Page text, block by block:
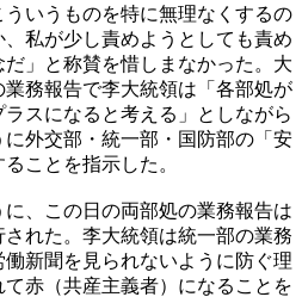
いうものを特に無理なくするの
私が少し責めようとしても責め
」と称賛を惜しまなかった。大
務報告で李大統領は「各部処が
スになると考える」としながら
外交部・統一部・国防部の「安
ことを指示した。
、この日の両部処の業務報告は
れた。李大統領は統一部の業務
新聞を見られないように防ぐ理
赤（共産主義者）になることを